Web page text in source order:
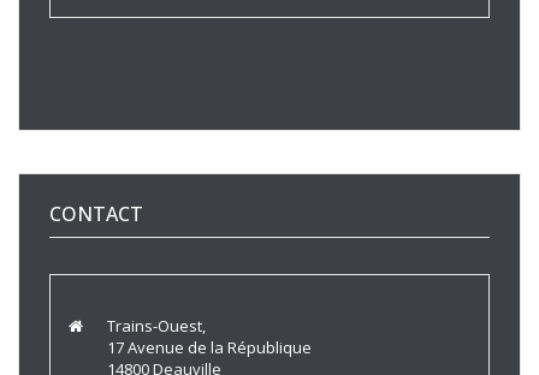
CONTACT
Trains-Ouest,
17 Avenue de la République
14800 Deauville